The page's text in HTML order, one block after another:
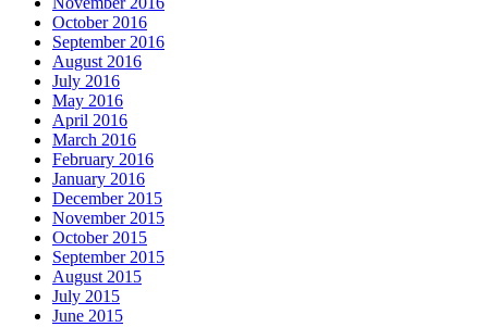
October 2016
September 2016
August 2016
July 2016
May 2016
April 2016
March 2016
February 2016
January 2016
December 2015
November 2015
October 2015
September 2015
August 2015
July 2015
June 2015